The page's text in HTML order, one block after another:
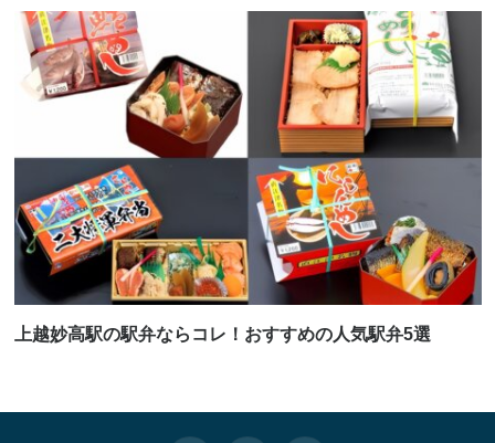
上越妙高駅の駅弁ならコレ！おすすめの人気駅弁5選